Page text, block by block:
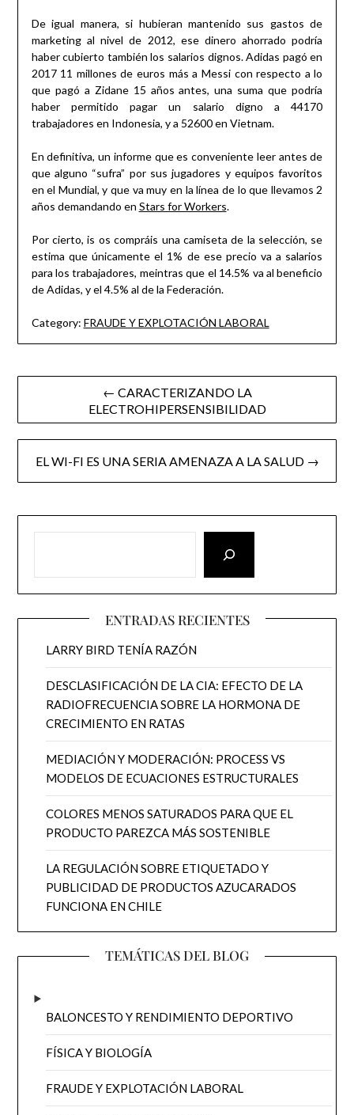
De igual manera, si hubieran mantenido sus gastos de
marketing al nivel de 2012, ese dinero ahorrado podría
haber cubierto también los salarios dignos. Adidas pagó en
2017 11 millones de euros más a Messi con respecto a lo
que pagó a Zidane 15 años antes, una suma que podría
haber permitido pagar un salario digno a 44170
trabajadores en Indonesia, y a 52600 en Vietnam.
En definitiva, un informe que es conveniente leer antes de
que alguno “sufra” por sus jugadores y equipos favoritos
en el Mundial, y que va muy en la línea de lo que llevamos 2
años demandando en Stars for Workers.
Por cierto, is os compráis una camiseta de la selección, se
estima que únicamente el 1% de ese precio va a salarios
para los trabajadores, meintras que el 14.5% va al beneficio
de Adidas, y el 4.5% al de la Federación.
Category: FRAUDE Y EXPLOTACIÓN LABORAL
Post
navigation
← CARACTERIZANDO LA
ELECTROHIPERSENSIBILIDAD
EL WI-FI ES UNA SERIA AMENAZA A LA SALUD →
ENTRADAS RECIENTES
LARRY BIRD TENÍA RAZÓN
DESCLASIFICACIÓN DE LA CIA: EFECTO DE LA
RADIOFRECUENCIA SOBRE LA HORMONA DE
CRECIMIENTO EN RATAS
MEDIACIÓN Y MODERACIÓN: PROCESS VS
MODELOS DE ECUACIONES ESTRUCTURALES
COLORES MENOS SATURADOS PARA QUE EL
PRODUCTO PAREZCA MÁS SOSTENIBLE
LA REGULACIÓN SOBRE ETIQUETADO Y
PUBLICIDAD DE PRODUCTOS AZUCARADOS
FUNCIONA EN CHILE
TEMÁTICAS DEL BLOG
BALONCESTO Y RENDIMIENTO DEPORTIVO
FÍSICA Y BIOLOGÍA
FRAUDE Y EXPLOTACIÓN LABORAL